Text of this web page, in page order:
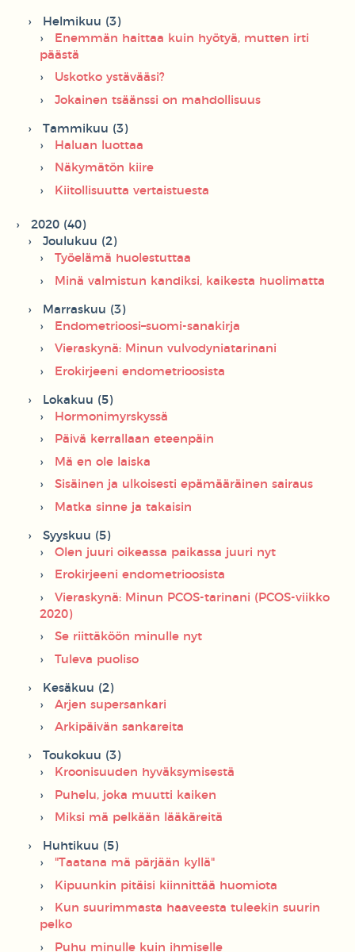
Helmikuu (3)
Enemmän haittaa kuin hyötyä, mutten irti
päästä
Uskotko ystävääsi?
Jokainen tsäänssi on mahdollisuus
Tammikuu (3)
Haluan luottaa
Näkymätön kiire
Kiitollisuutta vertaistuesta
2020 (40)
Joulukuu (2)
Työelämä huolestuttaa
Minä valmistun kandiksi, kaikesta huolimatta
Marraskuu (3)
Endometrioosi–suomi-sanakirja
Vieraskynä: Minun vulvodyniatarinani
Erokirjeeni endometrioosista
Lokakuu (5)
Hormonimyrskyssä
Päivä kerrallaan eteenpäin
Mä en ole laiska
Sisäinen ja ulkoisesti epämääräinen sairaus
Matka sinne ja takaisin
Syyskuu (5)
Olen juuri oikeassa paikassa juuri nyt
Erokirjeeni endometrioosista
Vieraskynä: Minun PCOS-tarinani (PCOS-viikko
2020)
Se riittäköön minulle nyt
Tuleva puoliso
Kesäkuu (2)
Arjen supersankari
Arkipäivän sankareita
Toukokuu (3)
Kroonisuuden hyväksymisestä
Puhelu, joka muutti kaiken
Miksi mä pelkään lääkäreitä
Huhtikuu (5)
"Taatana mä pärjään kyllä"
Kipuunkin pitäisi kiinnittää huomiota
Kun suurimmasta haaveesta tuleekin suurin
pelko
Puhu minulle kuin ihmiselle